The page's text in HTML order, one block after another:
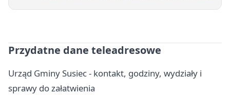
Przydatne dane teleadresowe
Urząd Gminy Susiec - kontakt, godziny, wydziały i
sprawy do załatwienia